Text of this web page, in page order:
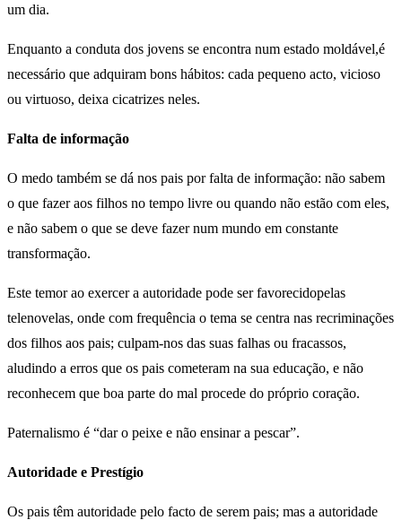
um dia.
Enquanto a conduta dos jovens se encontra num estado moldável,é
necessário que adquiram bons hábitos: cada pequeno acto, vicioso
ou virtuoso, deixa cicatrizes neles.
Falta de informação
O medo também se dá nos pais por falta de informação: não sabem
o que fazer aos filhos no tempo livre ou quando não estão com eles,
e não sabem o que se deve fazer num mundo em constante
transformação.
Este temor ao exercer a autoridade pode ser favorecidopelas
telenovelas, onde com frequência o tema se centra nas recriminações
dos filhos aos pais; culpam-nos das suas falhas ou fracassos,
aludindo a erros que os pais cometeram na sua educação, e não
reconhecem que boa parte do mal procede do próprio coração.
Paternalismo é “dar o peixe e não ensinar a pescar”.
Autoridade e Prestígio
Os pais têm autoridade pelo facto de serem pais; mas a autoridade